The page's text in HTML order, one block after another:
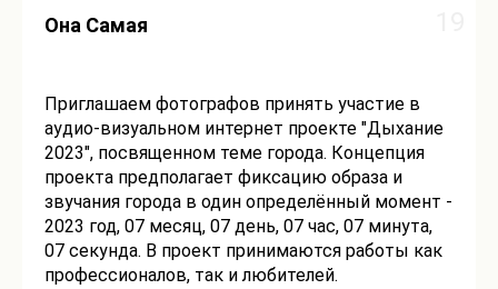
Она Самая
Приглашаем фотографов принять участие в
аудио-визуальном интернет проекте "Дыхание
2023", посвященном теме города. Концепция
проекта предполагает фиксацию образа и
звучания города в один определённый момент -
2023 год, 07 месяц, 07 день, 07 час, 07 минута,
07 секунда. В проект принимаются работы как
профессионалов, так и любителей.